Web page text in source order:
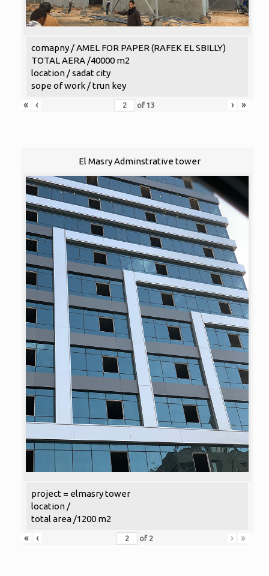
comapny / AMEL FOR PAPER (RAFEK EL SBILLY)
TOTAL AERA /40000 m2
location / sadat city
sope of work / trun key
«
‹ of 13 › »
El Masry Adminstrative tower
project = elmasry tower
location /
total area /1200 m2
«
‹ of 2 › »